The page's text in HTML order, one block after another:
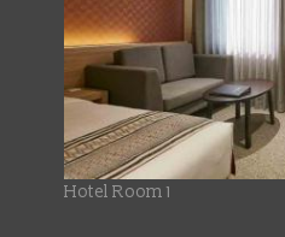
Hotel Room 1